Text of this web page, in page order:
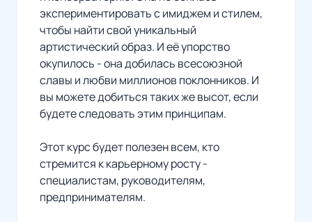
экспериментировать с имиджем и стилем,
чтобы найти свой уникальный
артистический образ. И её упорство
окупилось - она добилась всесоюзной
славы и любви миллионов поклонников. И
вы можете добиться таких же высот, если
будете следовать этим принципам.
Этот курс будет полезен всем, кто
стремится к карьерному росту -
специалистам, руководителям,
предпринимателям.